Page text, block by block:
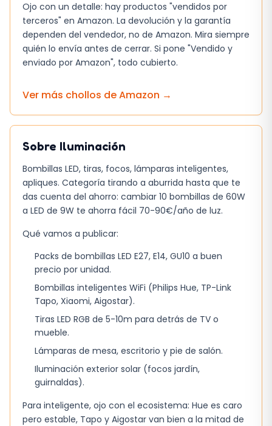
Ojo con un detalle: hay productos "vendidos por
terceros" en Amazon. La devolución y la garantía
dependen del vendedor, no de Amazon. Mira siempre
quién lo envía antes de cerrar. Si pone "Vendido y
enviado por Amazon", todo cubierto.
Ver más chollos deAmazon →
Sobre Iluminación
Bombillas LED, tiras, focos, lámparas inteligentes,
apliques. Categoría tirando a aburrida hasta que te
das cuenta del ahorro: cambiar 10 bombillas de 60W
a LED de 9W te ahorra fácil 70-90€/año de luz.
Qué vamos a publicar:
Packs de bombillas LED E27, E14, GU10 a buen
precio por unidad.
Bombillas inteligentes WiFi (Philips Hue, TP-Link
Tapo, Xiaomi, Aigostar).
Tiras LED RGB de 5-10m para detrás de TV o
mueble.
Lámparas de mesa, escritorio y pie de salón.
Iluminación exterior solar (focos jardín,
guirnaldas).
Para inteligente, ojo con el ecosistema: Hue es caro
pero estable, Tapo y Aigostar van bien a la mitad de